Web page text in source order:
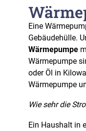
Eine
Gebäudehülle.
Wärmepumpe
Wärmepumpe
oder Öl in
Wärmepumpe
Wie sehr die
Ein Haushalt in